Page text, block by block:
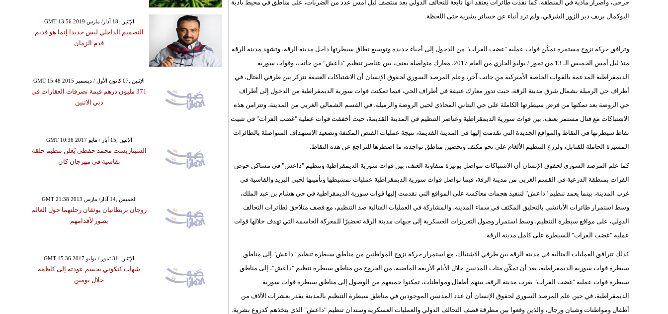
جرحى، وأضرار مادية في المنطقة، كما نفذت طائرات يعتقد أنها تابعة للتحالف الدولي بعد منتصف ليل أمس عدد من الضربات، على مناطق في محيط بادية
البوكمال بريف دير الزور الشرقي، ولم ترد أنباء عن خسائر بشرية حتى اللحظة.
وترافق حركة نزوح مستمرة تمكّن قوات عملية "غضب الفرات" من الدخول إلى أحياء جديدة وتوسيع نطاق سيطرتها داخل مدينة الرقة، وتشهد مدينة الرقة
منذ ليل أمس الخميس الـ 13 من تموز / يوليو الجاري من العام 2017، معارك متواصلة بعنف، بين عناصر تنظيم "داعش" من جانب، وقوات سورية
الديمقراطية المدعمة بالقوات الخاصة الأميركية من جانب آخر، وعلم المرصد السوري لحقوق الإنسان أن الاشتباكات العنيفة تتركز بين طرفي القتال، في
أطراف حي الرميلة بشمال شرق مدينة الرقة، حيث تدور معارك عنيفة في أطراف الحي، فيما تمكنت قوات سورية الديمقراطية من الدخول إلى أطراف
حي الروضة بعد تمكنها من فرض سيطرتها الكاملة على حي البتاني المحاذي لحيي الروضة والرميلة، في القسم الشمالي الغربي من المدينة، وتتزامن هذه
الاشتباكات مع قتال مستمر بعنف، بين قوات سورية الديمقراطية وعناصر التنظيم في المدينة القديمة، حيث أخفقت قوات عملية "غضب الفرات" في تثبيت
نقاط سيطرتها في النقاط والمواقع الجديدة التي تقدمت إليها في المدينة القديمة، نتيجة عمليات القنص المكثفة وتصعيد الاستهداف المتواصلة بالطائرات
المسيرة الحاملة للقنابل، ولزرع التنظيم الألغام على نحو مكثف وتحصين مناطق تواجده، ما اضطرها للتراجع عن هذه النقاط.
كما علم المرصد السوري لحقوق الإنسان أن الاشتباكات تتواصل بوتيرة متفاوتة العنف، بين قوات سورية الديمقراطية وتنظيم "داعش" في مساكن حوض
الفرات بمنطقة الدرعية في القسم الغربي من مدينة الرقة، فيما تواصل قوات سورية الديمقراطية عمليات تمشيطها وتأمينها لحيي البريد والقاسية في
غرب المدينة، بينما يعمد تنظيم "داعش" لتنفيذ هجمات معاكسة على المواقع التي تقدمت إليها قوات سورية الديمقراطية في حي هشام بن عبد الملك،
وسط استمرار طائرات الأباتشي بالتحليق المكثف في سماء المدينة، والمشاركة في العمليات القتالية ضد التنظيم، مع قصف متلاحق لطائرات التحالف
الدولي، على مواقع سيطرة التنظيم، وسط استمرار وصول التعزيزات العسكرية إلى جبهات مدينة الرقة تحضيرًا للمعركة الحاسمة التي تهدف خلالها قوات
عملية "غضب الفرات" للسيطرة على كامل مدينة الرقة.
كذلك تترافق العمليات القتالية في مدينة الرقة بين طرفي الاشتباك، مع استمرار حركة نزوح المواطنين من مناطق سيطرة تنظيم "داعش" إلى مناطق
سيطرة قوات سورية الديمقراطية، بعد أن تمكَّن مئات المدنيين خلال الأيام الأربعة الماضية، من الخروج من مناطق سيطرة تنظيم "داعش"، إلى مناطق
سيطرة قوات عملية "غضب الفرات" بغرب مدينة الرقة، بينهم أطفال ومواطنات، تمكنوا جميعهم من الوصول إلى مناطق سيطرة قوات سورية
الديمقراطية، في حين علم المرصد السوري لحقوق الإنسان أن عدد المدنيين الموجودين في مناطق سيطرة التنظيم بالمدينة يقدر بعشرات الآلاف من
أطفال ومواطنات وشبان ورجال، والذين وقعوا بين مطرقة قصف التحالف الدولي والعمليات العسكرية وسندان تنظيم "داعش" الذي يتخذهم كدروع بشرية.
GMT 13:56 2019 الإثنين ,18 آذار/ مارس
التصميم الداخلي ليس جديدا إنما هو قديم
قدم الزمان
GMT 15:48 2015 الإثنين ,07 كانون الأول / ديسمبر
371 مليون درهم قيمة تصرفات العقارات في
دبي الاثنين
GMT 10:36 2017 الإثنين ,15 أيار / مايو
السيناريست محمد حفظي يُعلن تنظيم حلقة
نقاشية في مهرجان كان
GMT 21:38 2013 الخميس ,14 آذار/ مارس
زوجان بريطانيان يوثقان رحلتهما حول العالم
بصور لأقدامهم
GMT 15:36 2017 الإثنين ,31 تموز / يوليو
شهاب كنكوني يحسم عودته إلى كاظمة
خلال يومين